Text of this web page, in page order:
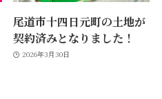
尾道市十四日元町の土地が
契約済みとなりました！
2026年3月30日